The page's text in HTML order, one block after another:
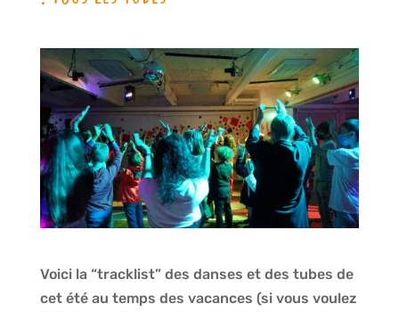
Voici la “tracklist” des danses et des tubes de
cet été au temps des vacances (si vous voulez